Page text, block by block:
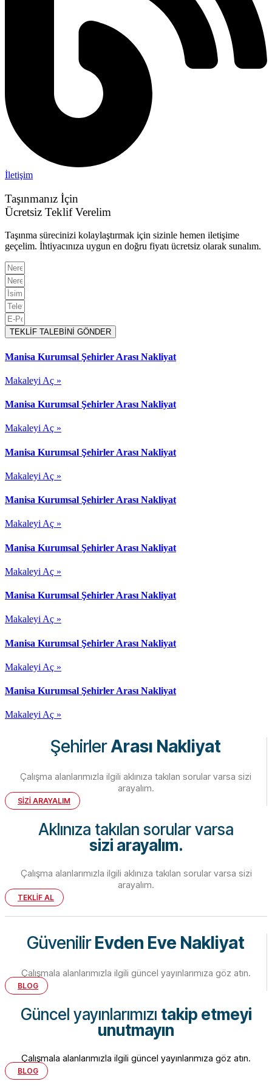
İletişim
Taşınmanız İçin
Ücretsiz Teklif Verelim
Taşınma sürecinizi kolaylaştırmak için sizinle hemen iletişime
geçelim. İhtiyacınıza uygun en doğru fiyatı ücretsiz olarak sunalım.
TEKLİF TALEBİNİ GÖNDER
Manisa Kurumsal Şehirler Arası Nakliyat
Makaleyi Aç »
Manisa Kurumsal Şehirler Arası Nakliyat
Makaleyi Aç »
Manisa Kurumsal Şehirler Arası Nakliyat
Makaleyi Aç »
Manisa Kurumsal Şehirler Arası Nakliyat
Makaleyi Aç »
Manisa Kurumsal Şehirler Arası Nakliyat
Makaleyi Aç »
Manisa Kurumsal Şehirler Arası Nakliyat
Makaleyi Aç »
Manisa Kurumsal Şehirler Arası Nakliyat
Makaleyi Aç »
Manisa Kurumsal Şehirler Arası Nakliyat
Makaleyi Aç »
ŞehirlerArası Nakliyat
Çalışma alanlarımızla ilgili aklınıza takılan sorular varsa sizi
arayalım.
SİZİ ARAYALIM
Aklınıza takılan sorular varsa
sizi arayalım.
Çalışma alanlarımızla ilgili aklınıza takılan sorular varsa sizi
arayalım.
TEKLİF AL
GüvenilirEvden Eve Nakliyat
Çalışmala alanlarımızla ilgili güncel yayınlarımıza göz atın.
BLOG
Güncel yayınlarımızı takip etmeyi
unutmayın
Çalışmala alanlarımızla ilgili güncel yayınlarımıza göz atın.
BLOG